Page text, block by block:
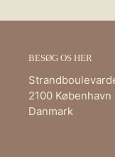
BESØG OS HER
2100
Danmark